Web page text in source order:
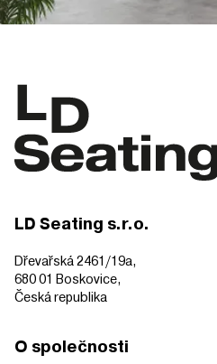
LD Seating s.r.o.
Dřevařská 2461/19a,
680 01 Boskovice,
Česká republika
O společnosti